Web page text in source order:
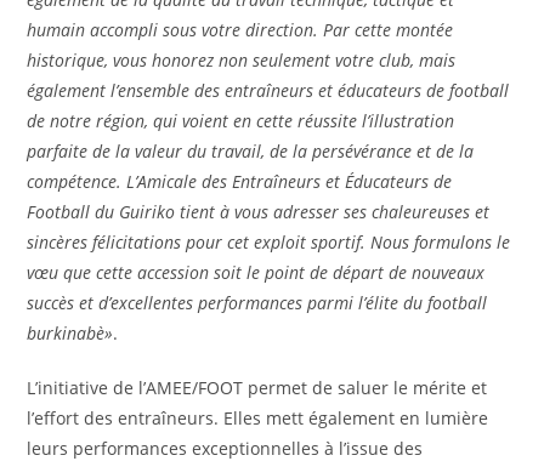
humain accompli sous votre direction. Par cette montée
historique, vous honorez non seulement votre club, mais
également l’ensemble des entraîneurs et éducateurs de football
de notre région, qui voient en cette réussite l’illustration
parfaite de la valeur du travail, de la persévérance et de la
compétence. L’Amicale des Entraîneurs et Éducateurs de
Football du Guiriko tient à vous adresser ses chaleureuses et
sincères félicitations pour cet exploit sportif. Nous formulons le
vœu que cette accession soit le point de départ de nouveaux
succès et d’excellentes performances parmi l’élite du football
burkinabè».
L’initiative de l’AMEE/FOOT permet de saluer le mérite et
l’effort des entraîneurs. Elles mett également en lumière
leurs performances exceptionnelles à l’issue des